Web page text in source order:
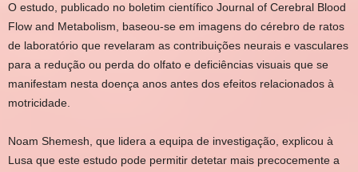
O estudo, publicado no boletim científico Journal of Cerebral Blood
Flow and Metabolism, baseou-se em imagens do cérebro de ratos
de laboratório que revelaram as contribuições neurais e vasculares
para a redução ou perda do olfato e deficiências visuais que se
manifestam nesta doença anos antes dos efeitos relacionados à
motricidade.
Noam Shemesh, que lidera a equipa de investigação, explicou à
Lusa que este estudo pode permitir detetar mais precocemente a